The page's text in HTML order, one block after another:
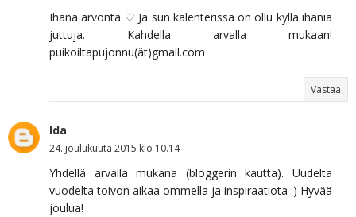
Ihana arvonta ♡ Ja sun kalenterissa on ollu kyllä ihania
juttuja. Kahdella arvalla mukaan!
puikoiltapujonnu(ät)gmail.com
Vastaa
Ida
24. joulukuuta 2015 klo 10.14
Yhdellä arvalla mukana (bloggerin kautta). Uudelta
vuodelta toivon aikaa ommella ja inspiraatiota :) Hyvää
joulua!